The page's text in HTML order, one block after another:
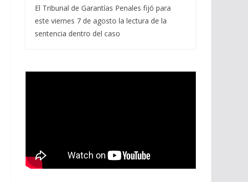
El Tribunal de Garantías Penales fijó para
este viernes 7 de agosto la lectura de la
sentencia dentro del caso